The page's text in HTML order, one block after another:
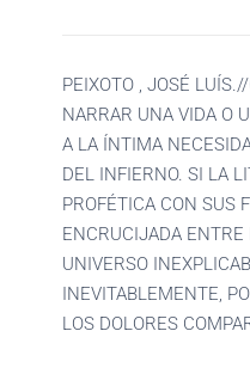
PEIXOTO , JOSÉ
NARRAR UNA VIDA O
A LA ÍNTIMA
DEL INFIERNO. SI LA
PROFÉTICA CON SUS
ENCRUCIJADA ENTRE
UNIVERSO
INEVITABLEMENTE,
LOS DOLORES